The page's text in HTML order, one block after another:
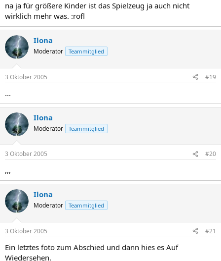
na ja für größere Kinder ist das Spielzeug ja auch nicht
wirklich mehr was. :rofl
Ilona
Moderator Teammitglied
3 Oktober 2005 #19
...
Ilona
Moderator Teammitglied
3 Oktober 2005 #20
,,,
Ilona
Moderator Teammitglied
3 Oktober 2005 #21
Ein letztes foto zum Abschied und dann hies es Auf
Wiedersehen.